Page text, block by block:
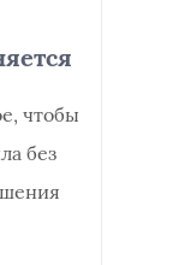
чтобы
без